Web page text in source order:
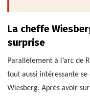
La cheffe
surprise
Parallèlement à l’arc de
tout aussi intéressante
Wiesberg. Après avoir